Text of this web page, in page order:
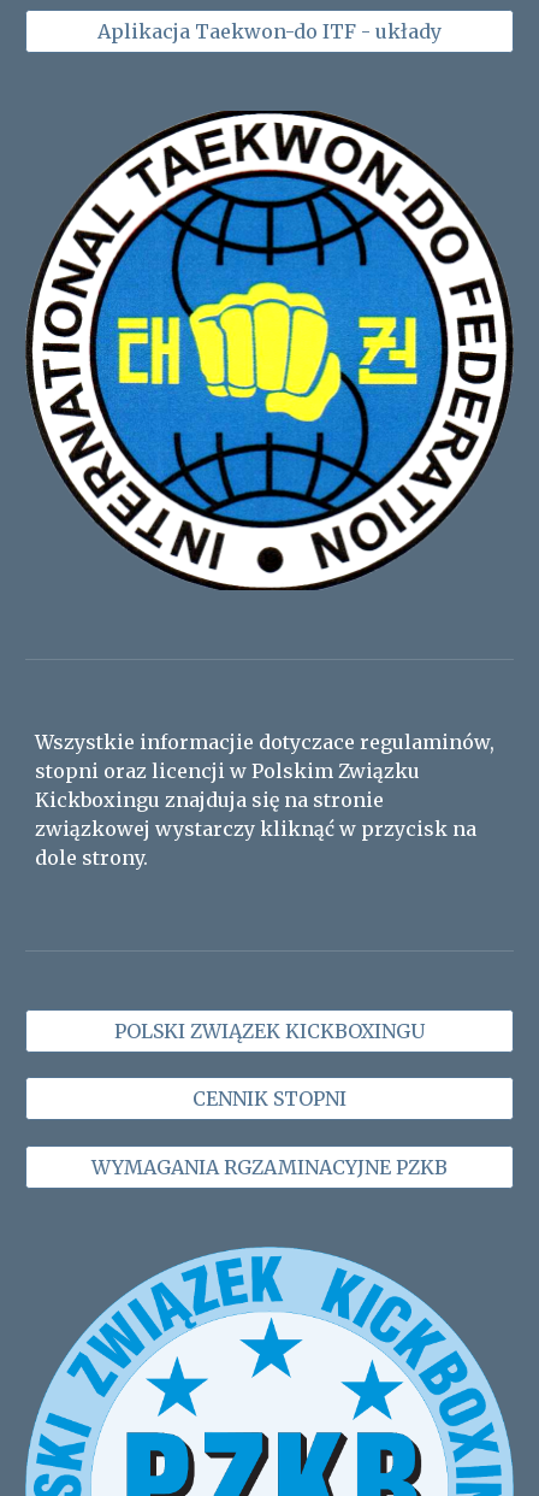
Aplikacja Taekwon-do ITF - układy
Wszystkie informacjie dotyczace regulaminów,
stopni oraz licencji w Polskim Związku
Kickboxingu znajduja się na stronie
związkowej wystarczy kliknąć w przycisk na
dole strony.
POLSKI ZWIĄZEK KICKBOXINGU
CENNIK STOPNI
WYMAGANIA RGZAMINACYJNE PZKB